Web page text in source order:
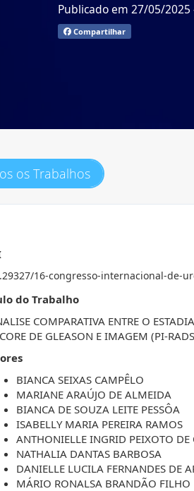
Publicado em 27/05/2025
Compartilhar
os Trabalhos
16-congresso-internacional-de-
do Trabalho
COMPARATIVA ENTRE O
DE GLEASON E IMAGEM (PI-
BIANCA SEIXAS CAMPÊLO
MARIANE ARAÚJO DE ALMEIDA
BIANCA DE SOUZA LEITE PESSÔA
ISABELLY MARIA PEREIRA RAMOS
ANTHONIELLE INGRID PEIXOTO DE
NATHALIA DANTAS BARBOSA
DANIELLE LUCILA FERNANDES DE
MÁRIO RONALSA BRANDÃO FILHO